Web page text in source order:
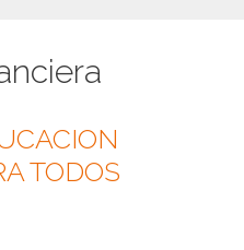
TODOS